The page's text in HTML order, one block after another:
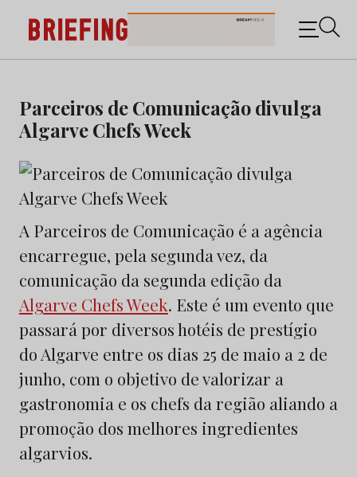
content
Briefing: Todas as notícias sobre os negócios do
Marketing e da Publicidade
Parceiros de Comunicação divulga
Algarve Chefs Week
A Parceiros de Comunicação é a agência
encarregue, pela segunda vez, da
comunicação da segunda edição da
Algarve Chefs Week. Este é um evento que
passará por diversos hotéis de prestígio
do Algarve entre os dias 25 de maio a 2 de
junho, com o objetivo de valorizar a
gastronomia e os chefs da região aliando a
promoção dos melhores ingredientes
algarvios.